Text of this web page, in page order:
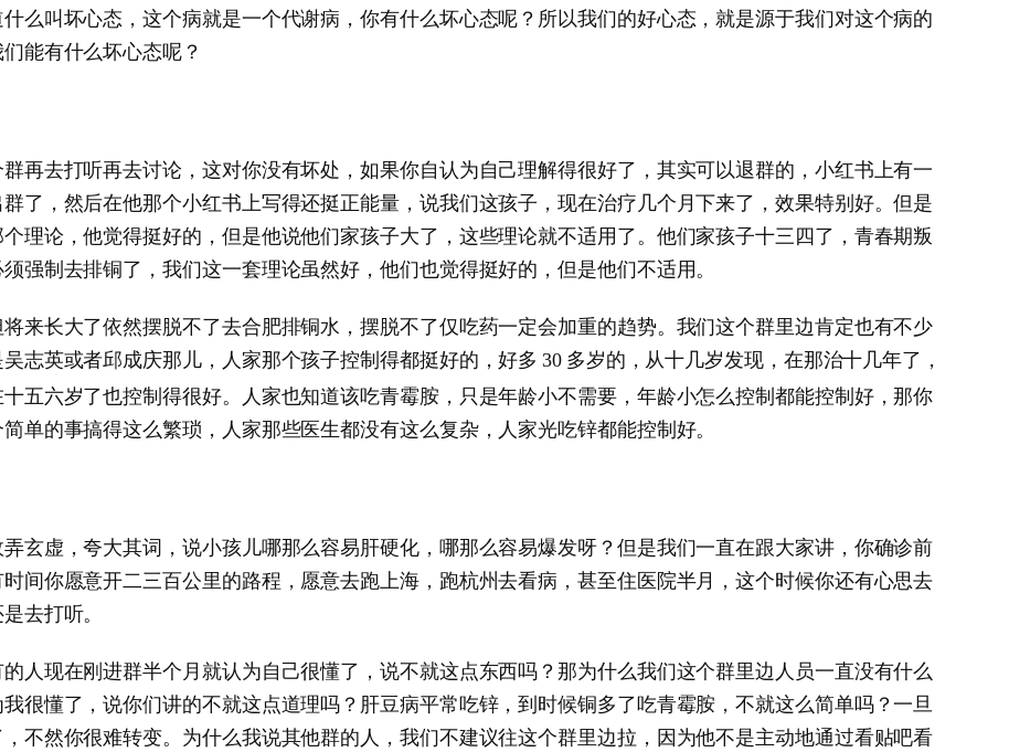
么叫坏心态，这个病就是一个代谢病，你有什么坏心态呢？所以我们的好心态，就是源于我们对这个病的
能有什么坏心态呢？
再去打听再去讨论，这对你没有坏处，如果你自认为自己理解得很好了，其实可以退群的，小红书上有一
了，然后在他那个小红书上写得还挺正能量，说我们这孩子，现在治疗几个月下来了，效果特别好。但是
理论，他觉得挺好的，但是他说他们家孩子大了，这些理论就不适用了。他们家孩子十三四了，青春期叛
强制去排铜了，我们这一套理论虽然好，他们也觉得挺好的，但是他们不适用。
来长大了依然摆脱不了去合肥排铜水，摆脱不了仅吃药一定会加重的趋势。我们这个群里边肯定也有不少
志英或者邱成庆那儿，人家那个孩子控制得都挺好的，好多 30 多岁的，从十几岁发现，在那治十几年了，
五六岁了也控制得很好。人家也知道该吃青霉胺，只是年龄小不需要，年龄小怎么控制都能控制好，那你
单的事搞得这么繁琐，人家那些医生都没有这么复杂，人家光吃锌都能控制好。
玄虚，夸大其词，说小孩儿哪那么容易肝硬化，哪那么容易爆发呀？但是我们一直在跟大家讲，你确诊前
间你愿意开二三百公里的路程，愿意去跑上海，跑杭州去看病，甚至住医院半月，这个时候你还有心思去
去打听。
人现在刚进群半个月就认为自己很懂了，说不就这点东西吗？那为什么我们这个群里边人员一直没有什么
很懂了，说你们讲的不就这点道理吗？肝豆病平常吃锌，到时候铜多了吃青霉胺，不就这么简单吗？一旦
不然你很难转变。为什么我说其他群的人，我们不建议往这个群里边拉，因为他不是主动地通过看贴吧看